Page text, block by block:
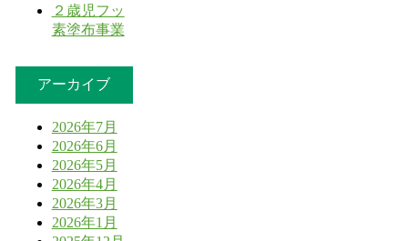
２歳児フッ
素塗布事業
アーカイブ
2026年7月
2026年6月
2026年5月
2026年4月
2026年3月
2026年1月